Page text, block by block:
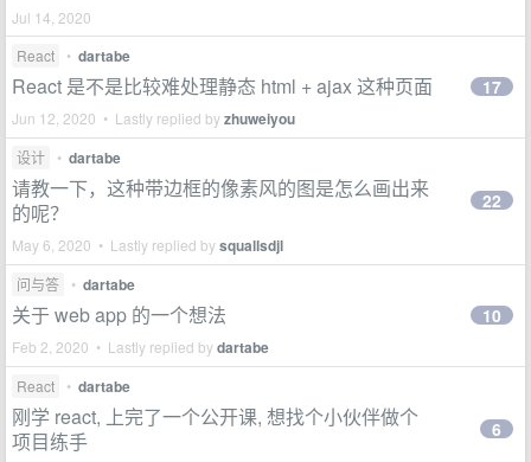
Jul 14, 2020
React
• dartabe
React 是不是比较难处理静态 html + ajax 这种页面
Jun 12, 2020 • Lastly replied byzhuweiyou
17
设计 • dartabe
请教一下，这种带边框的像素风的图是怎么画出来
的呢？
May 6, 2020 • Lastly replied bysquallsdjl
22
问与答 • dartabe
关于 web app 的一个想法
Feb 2, 2020 • Lastly replied bydartabe
10
React • dartabe
刚学 react, 上完了一个公开课, 想找个小伙伴做个
项目练手
6